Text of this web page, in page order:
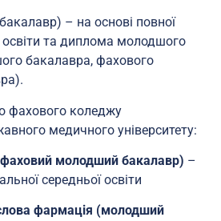
– на основі повної
освіти та диплома молодшого
бакалавра, фахового
фахового коледжу
медичного університету:
молодший бакалавр) –
середньої освіти
фармація (молодший